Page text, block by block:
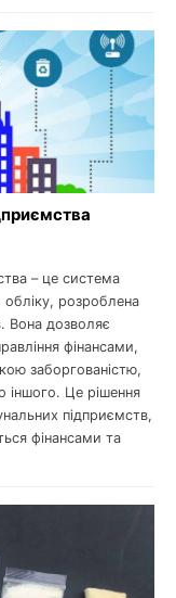
– це система
обліку, розроблена
Вона дозволяє
фінансами,
заборгованістю,
іншого. Це рішення
підприємств,
фінансами та